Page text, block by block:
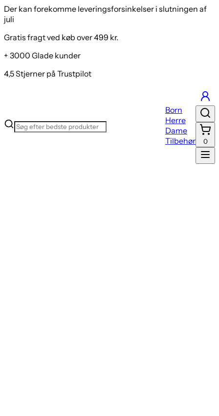
Der kan forekomme leveringsforsinkelser i slutningen af
juli
Gratis fragt ved køb over 499 kr.
+ 3000 Glade kunder
4,5 Stjerner på Trustpilot
Born
Herre
Dame
Tilbehør
0
Shapen Frosty 2.0 vinterstøvler - Barfodssko